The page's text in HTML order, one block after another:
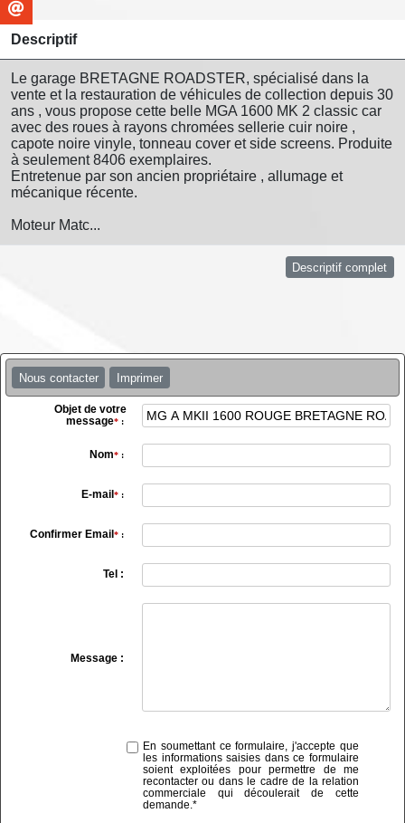
Descriptif
Le garage BRETAGNE ROADSTER, spécialisé dans la
vente et la restauration de véhicules de collection depuis 30
ans , vous propose cette belle MGA 1600 MK 2 classic car
avec des roues à rayons chromées sellerie cuir noire ,
capote noire vinyle, tonneau cover et side screens. Produite
à seulement 8406 exemplaires.
Entretenue par son ancien propriétaire , allumage et
mécanique récente.
Moteur Matc...
Descriptif complet
Nous contacter Imprimer
Objet de votre
message*:
Nom*:
E-mail *:
Confirmer Email *:
Tel :
Message :
En soumettant ce formulaire, j'accepte que
les informations saisies dans ce formulaire
soient exploitées pour permettre de me
recontacter ou dans le cadre de la relation
commerciale qui découlerait de cette
demande.*